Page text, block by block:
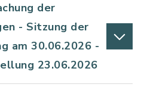
der
- Sitzung der
am 30.06.2026 -
23.06.2026